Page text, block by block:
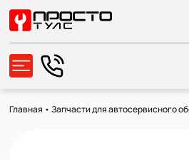
Главная •Запчасти для автосервисного